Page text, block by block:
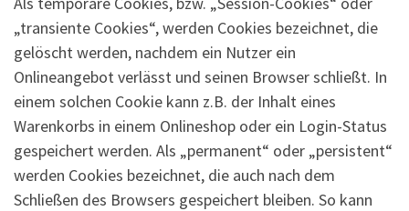
„transiente Cookies“, werden Cookies bezeichnet, die
gelöscht werden, nachdem ein Nutzer ein
Onlineangebot verlässt und seinen Browser schließt. In
einem solchen Cookie kann z.B. der Inhalt eines
Warenkorbs in einem Onlineshop oder ein Login-Status
gespeichert werden. Als „permanent“ oder „persistent“
werden Cookies bezeichnet, die auch nach dem
Schließen des Browsers gespeichert bleiben. So kann